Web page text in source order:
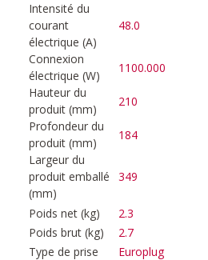
Intensité du
courant
électrique (A)
48.0
Connexion
électrique (W)
1100.000
Hauteur du
produit (mm)
210
Profondeur du
produit (mm)
184
Largeur du
produit emballé
(mm)
349
Poids net (kg)
2.3
Poids brut (kg)
2.7
Type de prise
Europlug